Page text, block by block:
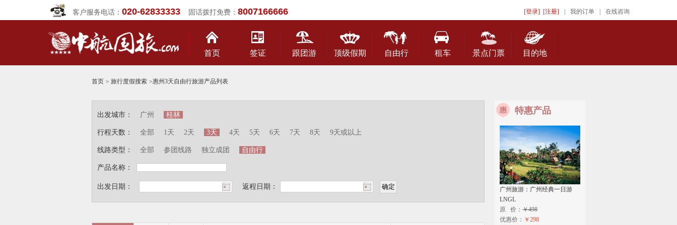
客户服务电话：020-62833333 固话拨打免费：8007166666 [登录] [注册] 我的订单 在线咨询
首页 签证 跟团游 顶级假期 自由行 租车 景点门票 目的地
首页 > 旅行度假搜索 >惠州3天自由行旅游产品列表
出发城市：
行程天数：
线路类型：
产品名称：
广州 桂林
全部 1天 2天 3天 4天 5天 6天 7天 8天 9天或以上
全部 参团线路 独立成团 自由行
出发日期： 返程日期：
特惠产品
广州旅游：广州经典一日游
LNGL
原 价： ￥498
优惠价： ￥298